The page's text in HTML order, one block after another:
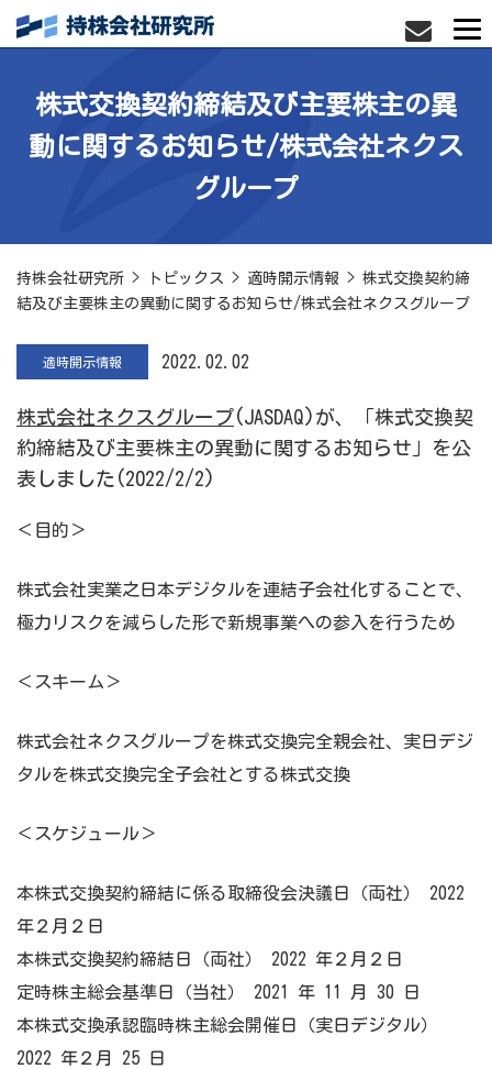
株式交換契約締結及び主要株主の異
動に関するお知らせ/株式会社ネクス
グループ
持株会社研究所 > トピックス > 適時開示情報 > 株式交換契約締
結及び主要株主の異動に関するお知らせ/株式会社ネクスグループ
適時開示情報 2022.02.02
株式会社ネクスグループ(JASDAQ)が、「株式交換契
約締結及び主要株主の異動に関するお知らせ」を公
表しました(2022/2/2)
＜目的＞
株式会社実業之日本デジタルを連結子会社化することで、
極力リスクを減らした形で新規事業への参入を行うため
＜スキーム＞
株式会社ネクスグループを株式交換完全親会社、実日デジ
タルを株式交換完全子会社とする株式交換
＜スケジュール＞
本株式交換契約締結に係る取締役会決議日（両社） 2022
年２月２日
本株式交換契約締結日（両社） 2022 年２月２日
定時株主総会基準日（当社） 2021 年 11 月 30 日
本株式交換承認臨時株主総会開催日（実日デジタル）
2022 年２月 25 日